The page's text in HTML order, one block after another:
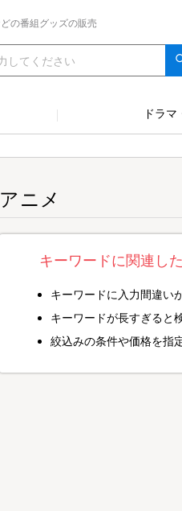
の番組グッズの販売
ドラ
アニメ
キーワードに関連し
キーワードに入力間違い
キーワードが長すぎると
絞込みの条件や価格を指